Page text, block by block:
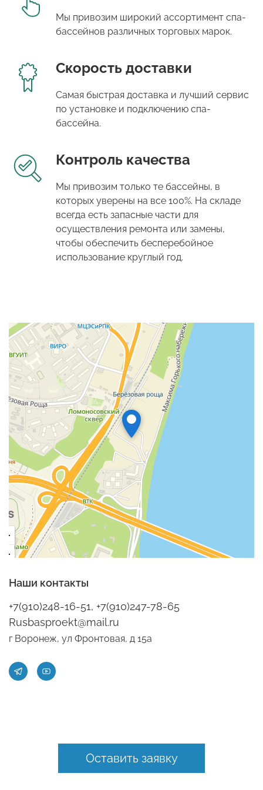
Мы привозим широкий ассортимент спа-
бассейнов различных торговых марок.
Скорость доставки
Самая быстрая доставка и лучший сервис
по установке и подключению спа-
бассейна.
Контроль качества
Мы привозим только те бассейны, в
которых уверены на все 100%. На складе
всегда есть запасные части для
осуществления ремонта или замены,
чтобы обеспечить бесперебойное
использование круглый год.
Наши контакты
+7(910)248-16-51, +7(910)247-78-65
Rusbasproekt@mail.ru
г Воронеж, ул Фронтовая, д 15а
Оставить заявку